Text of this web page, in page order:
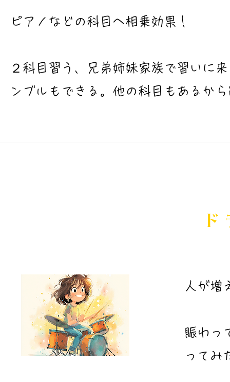
ピアノなどの科目へ相乗効果！​
２科目習う、兄弟姉妹家族で習いに
ンブルもできる。他の科目もあるか
人が増
賑わっ
ってみ